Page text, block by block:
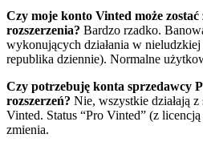
Czy moje konto Vinted może
rozszerzenia? Bardzo rzadko.
wykonujących działania w
republika dziennie). Normalne
Czy potrzebuję konta sprzedawcy
rozszerzeń? Nie, wszystkie działają
Vinted. Status “Pro Vinted” (z
zmienia.